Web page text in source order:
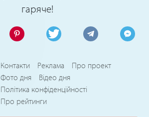
гаряче!
Контакти Реклама
Про проект
Фото дня
Відео дня
Політика конфіденційності
Про рейтинги